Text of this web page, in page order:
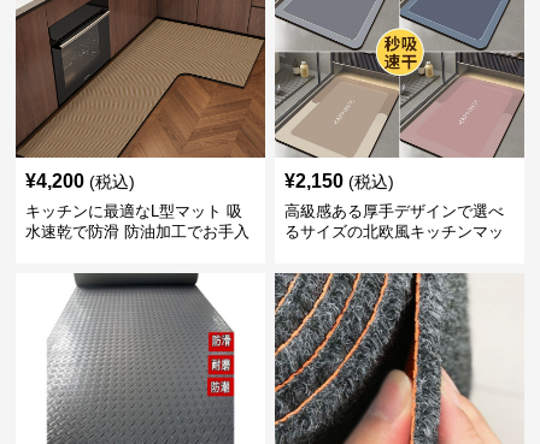
¥4,200 (税込)
キッチンに最適なL型マット 吸
水速乾で防滑 防油加工でお手入
¥2,150 (税込)
高級感ある厚手デザインで選べ
るサイズの北欧風キッチンマッ